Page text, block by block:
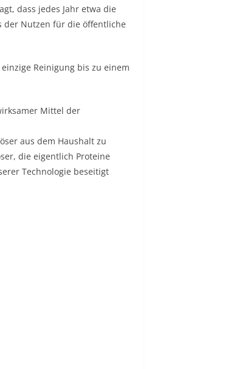
dass jedes Jahr etwa die
der Nutzen für die öffentliche
Reinigung bis zu einem
Mittel der
aus dem Haushalt zu
die eigentlich Proteine
Technologie beseitigt